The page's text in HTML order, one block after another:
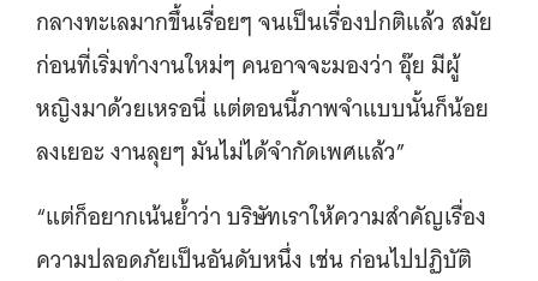
กลางทะเลมากขึ้นเรื่อยๆ จนเป็นเรื่องปกติแล้ว สมัย
ก่อนที่เริ่มทำงานใหม่ๆ คนอาจจะมองว่า อุ๊ย มีผู้
หญิงมาด้วยเหรอนี่ แต่ตอนนี้ภาพจำแบบนั้นก็น้อย
ลงเยอะ งานลุยๆ มันไม่ได้จำกัดเพศแล้ว”
“แต่ก็อยากเน้นย้ำว่า บริษัทเราให้ความสำคัญเรื่อง
ความปลอดภัยเป็นอันดับหนึ่ง เช่น ก่อนไปปฏิบัติ